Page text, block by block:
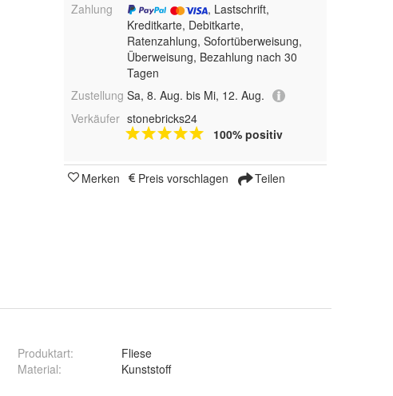
Zahlung
, Lastschrift,
Kreditkarte, Debitkarte,
Ratenzahlung, Sofortüberweisung,
Überweisung, Bezahlung nach 30
Tagen
Zustellung Sa, 8. Aug. bis Mi, 12. Aug.
Verkäufer stonebricks24
100% positiv
Merken Preis vorschlagen Teilen
Produktart:
Fliese
Material: Kunststoff